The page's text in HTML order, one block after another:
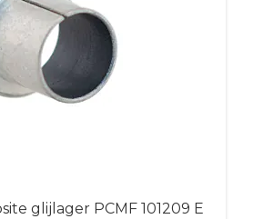
glijlager PCMF 101209 E